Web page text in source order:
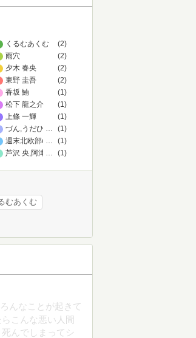
くるむあくむ
(2)
雨穴
(2)
夕木 春央
(2)
東野 圭吾
(2)
香坂 鮪
(1)
松下 龍之介
(1)
上條 一輝
(1)
づん,うだひろえ(1)
…
週末北欧部chika(1)
…
芦沢 央,阿津川 辰海,木元 哉多,城平 京,辻堂 ゆめ,凪良 ゆう
(1)
…
むあくむ
んなことが起きて
こんな悪い人間
んでしまってシ